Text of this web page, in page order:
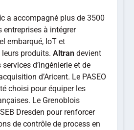
c a accompagné plus de 3500
entreprises à intégrer
embarqué, IoT et
leurs produits.Altran devient
d’ingénierie et de
d’Aricent. Le PASEO
choisi pour équiper les
Le Grenoblois
Dresden pour renforcer
de contrôle de process en